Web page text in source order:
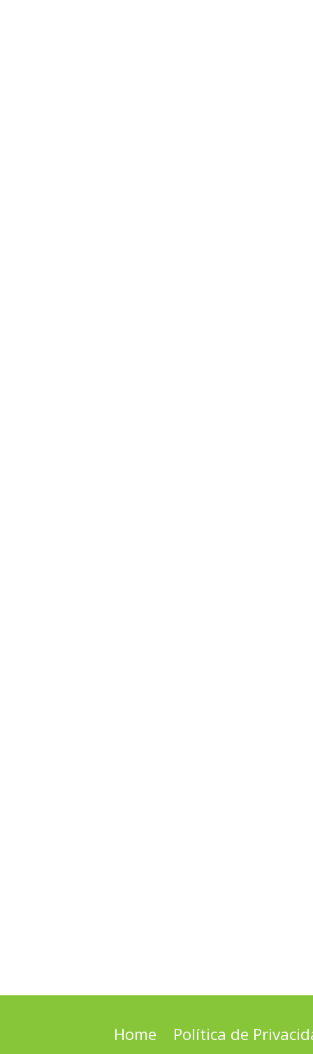
Home Política de